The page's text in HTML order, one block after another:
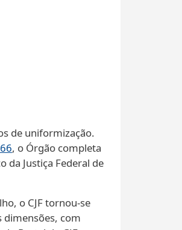
de uniformização.
, o Órgão completa
Justiça Federal de
o CJF tornou-se
dimensões, com